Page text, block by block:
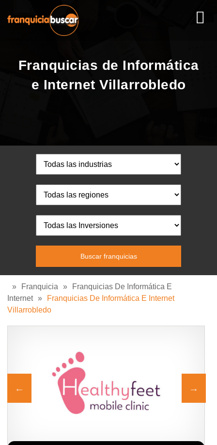
Franquicias de Informática
e Internet Villarrobledo
» Franquicia »
Franquicias De Informática E
Internet »
Franquicias De Informática E Internet
Villarrobledo